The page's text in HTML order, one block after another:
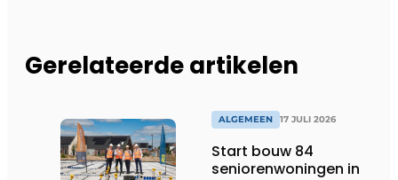
Gerelateerde artikelen
ALGEMEEN 17 JULI 2026
Start bouw 84
seniorenwoningen in